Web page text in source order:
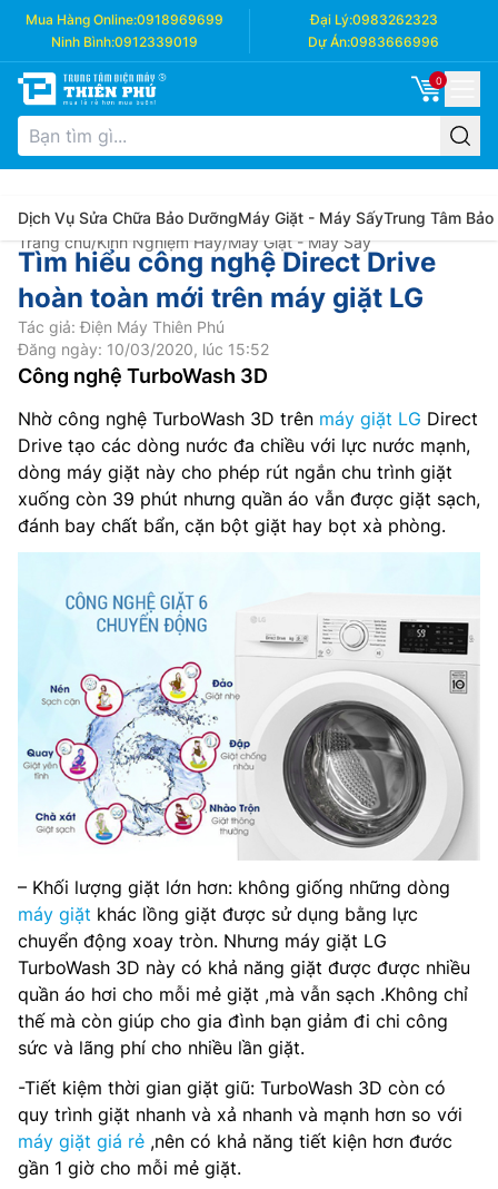
Mua Hàng Online:0918969699 Đại Lý:0983262323
Ninh Bình:0912339019 Dự Án:0983666996
0
Dịch Vụ Sửa Chữa Bảo DưỡngMáy Giặt - Máy SấyTrung Tâm Bảo
Trang chủ/Kinh Nghiệm Hay/Máy Giặt - Máy Sấy
Tìm hiểu công nghệ Direct Drive
hoàn toàn mới trên máy giặt LG
Tác giả: Điện Máy Thiên Phú
Đăng ngày: 10/03/2020, lúc 15:52
Công nghệ TurboWash 3D
Nhờ công nghệ TurboWash 3D trên máy giặt LG Direct
Drive tạo các dòng nước đa chiều với lực nước mạnh,
dòng máy giặt này cho phép rút ngắn chu trình giặt
xuống còn 39 phút nhưng quần áo vẫn được giặt sạch,
đánh bay chất bẩn, cặn bột giặt hay bọt xà phòng.
– Khối lượng giặt lớn hơn: không giống những dòng
máy giặt khác lồng giặt được sử dụng bằng lực
chuyển động xoay tròn. Nhưng máy giặt LG
TurboWash 3D này có khả năng giặt được được nhiều
quần áo hơi cho mỗi mẻ giặt ,mà vẫn sạch .Không chỉ
thế mà còn giúp cho gia đình bạn giảm đi chi công
sức và lãng phí cho nhiều lần giặt.
-Tiết kiệm thời gian giặt giũ: TurboWash 3D còn có
quy trình giặt nhanh và xả nhanh và mạnh hơn so với
máy giặt giá rẻ ,nên có khả năng tiết kiện hơn đước
gần 1 giờ cho mỗi mẻ giặt.